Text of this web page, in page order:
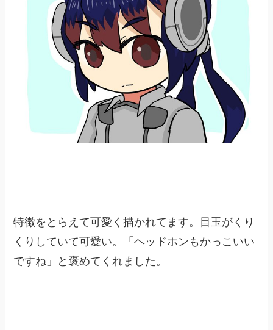
特徴をとらえて可愛く描かれてます。目玉がくり
くりしていて可愛い。「ヘッドホンもかっこいい
ですね」と褒めてくれました。